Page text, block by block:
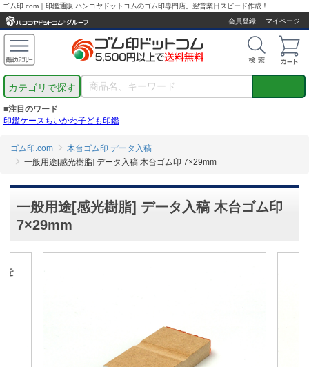
ゴム印.com｜印鑑通販 ハンコヤドットコムのゴム印専門店。翌営業日スピード作成！
会員登録
マイページ
カテゴリで探す
■注目のワード
印鑑ケースちいかわ子ども印鑑
ゴム印.com
木台ゴム印 データ入稿
一般用途[感光樹脂] データ入稿 木台ゴム印 7×29mm
一般用途[感光樹脂] データ入稿 木台ゴム印
7×29mm